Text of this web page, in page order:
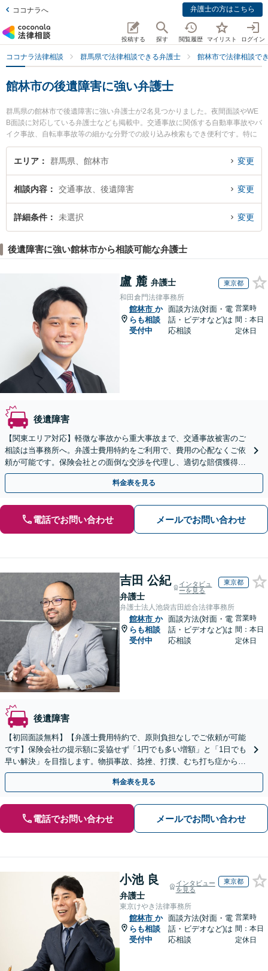
ココナラへ 弁護士の方はこちら
投稿する 探す 閲覧履歴 マイリスト ログイン
ココナラ法律相談 群馬県で法律相談できる弁護士 館林市で法律相談で
館林市の後遺障害に強い弁護士
群馬県の館林市で後遺障害に強い弁護士が2名見つかりました。夜間面談やWE
B面談に対応している弁護士なども掲載中。交通事故に関係する自動車事故やバ
イク事故、自転車事故等の細かな分野での絞り込み検索もでき便利です。特に
六花アトリエ法律事務所の井野口 通隆弁護士や上野労務経営法律事務所の上野
俊夫弁護士のプロフィール情報や弁護士費用、強みなどが注目されています。
『初回相談無料で後遺障害を法律相談できる館林市内の弁護士に相談予約した
い』などでお困りの相談者さんにおすすめです。
エリア 群馬県、館林市 変更
相談内容 交通事故、後遺障害 変更
詳細条件 未選択 変更
後遺障害に強い館林市から相談可能な弁護士
盧 麓 弁護士 東京都
和田倉門法律事務所
館林市 か
らも相談
受付中
面談方法(対面・電
話・ビデオなど)は
応相談
営業時
間：本日
定休日
後遺障害
【関東エリア対応】軽微な事故から重大事故まで、交通事故被害のご
相談は当事務所へ。弁護士費用特約をご利用で、費用の心配なくご依
頼が可能です。保険会社との面倒な交渉を代理し、適切な賠償獲得を
目指します。【日本語・中国語対応可能】
料金表を見る
電話でお問い合わせ メールでお問い合わせ
吉田 公紀
弁護士
インタビュ
ーを見る
東京都
弁護士法人池袋吉田総合法律事務所
館林市 か
らも相談
受付中
面談方法(対面・電
話・ビデオなど)は
応相談
営業時
間：本日
定休日
後遺障害
【初回面談無料】【弁護士費用特約で、原則負担なしでご依頼が可能
です】保険会社の提示額に妥協せず「1円でも多い増額」と「1日でも
早い解決」を目指します。物損事故、捻挫、打撲、むち打ち症から重
度後遺障害、死亡事故まで幅広く対応【WEB面談可】
料金表を見る
電話でお問い合わせ メールでお問い合わせ
小池 良
弁護士
インタビュー
を見る
東京都
東京けやき法律事務所
館林市 か
らも相談
受付中
面談方法(対面・電
話・ビデオなど)は
応相談
営業時
間：本日
定休日